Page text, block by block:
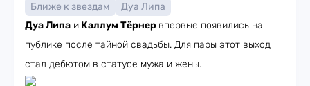
Ближе к звездам
Дуа Липа
Дуа Липа и Каллум Тёрнер впервые появились на
публике после тайной свадьбы. Для пары этот выход
стал дебютом в статусе мужа и жены.